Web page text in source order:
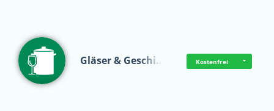
Gläser & Geschi… Kostenfrei